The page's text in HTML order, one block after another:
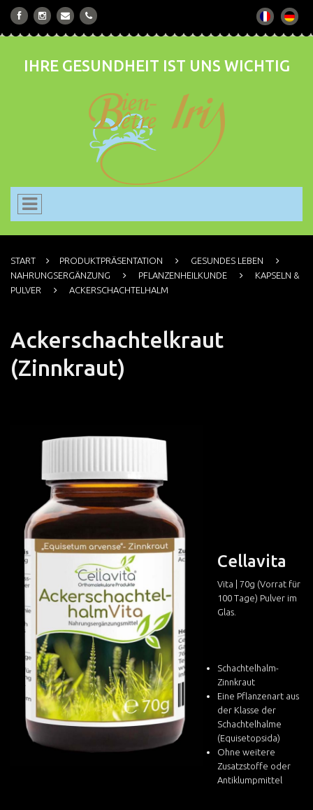
IHRE GESUNDHEIT IST UNS WICHTIG
START PRODUKTPRÄSENTATION
GESUNDES LEBEN
NAHRUNGSERGÄNZUNG
PFLANZENHEILKUNDE
KAPSELN &
PULVER
ACKERSCHACHTELHALM
Ackerschachtelkraut
(Zinnkraut)
Cellavita
Vita | 70g (Vorrat für
100 Tage) Pulver im
Glas.
Schachtelhalm-
Zinnkraut
Eine Pflanzenart aus
der Klasse der
Schachtelhalme
(Equisetopsida)
Ohne weitere
Zusatzstoffe oder
Antiklumpmittel